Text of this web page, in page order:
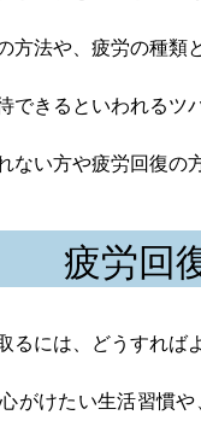
方法や、疲労の種類
できるといわれるツ
ない方や疲労回復の
疲労回
には、どうすれば
がけたい生活習慣